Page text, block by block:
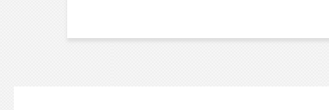
PAGINATION